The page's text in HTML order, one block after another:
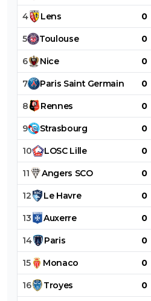
4 Lens 0
5 Toulouse 0
6 Nice 0
7 Paris Saint Germain 0
8 Rennes 0
9 Strasbourg 0
10 LOSC Lille 0
11 Angers SCO 0
12 Le Havre 0
13 Auxerre 0
14 Paris 0
15 Monaco 0
16 Troyes 0